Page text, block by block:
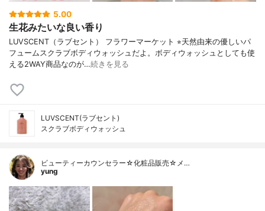
5.00
生花みたいな良い香り
LUVSCENT（ラブセント） フラワーマーケット ⭐︎天然由来の優しいパ
フュームスクラブボディウォッシュだよ。ボディウォッシュとしても使
える2WAY商品なのが…続きを見る
LUVSCENT(ラブセント)
スクラブボディウォッシュ
ビューティーカウンセラー☆化粧品販売☆メ…
yung